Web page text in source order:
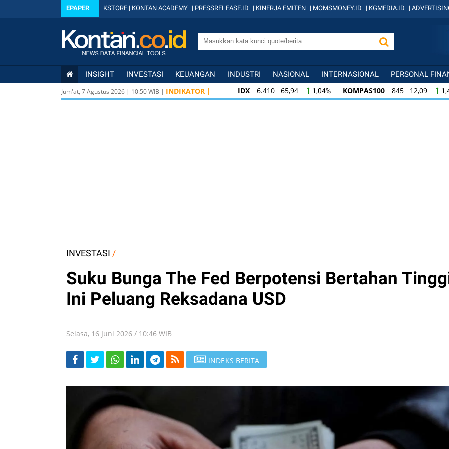
EPAPER KSTORE | KONTAN ACADEMY | PRESSRELEASE.ID | KINERJA EMITEN | MOMSMONEY.ID | KGMEDIA.ID |
INSIGHT INVESTASI KEUANGAN INDUSTRI NASIONAL INTERNASIONAL PERSONAL
Jum'at, 7 Agustus 2026 | 10:50WIB | INDIKATOR | IDX 6.410 65,94 1,04% KOMPAS100 845 12,09
KOMPAS100 845 12,09 1,45% LQ45 640 9,44
INVESTASI /
Suku Bunga The Fed Berpotensi Bertahan
Ini Peluang Reksadana USD
Selasa, 16 Juni 2026 / 10:46 WIB
INDEKS BERITA